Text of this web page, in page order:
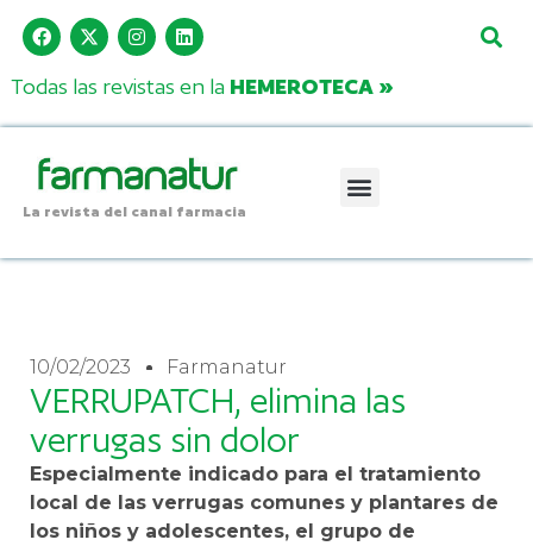
Todas las revistas en la HEMEROTECA »
La revista del canal farmacia
10/02/2023 Farmanatur
VERRUPATCH, elimina las
verrugas sin dolor
Especialmente indicado para el tratamiento
local de las verrugas comunes y plantares de
los niños y adolescentes, el grupo de